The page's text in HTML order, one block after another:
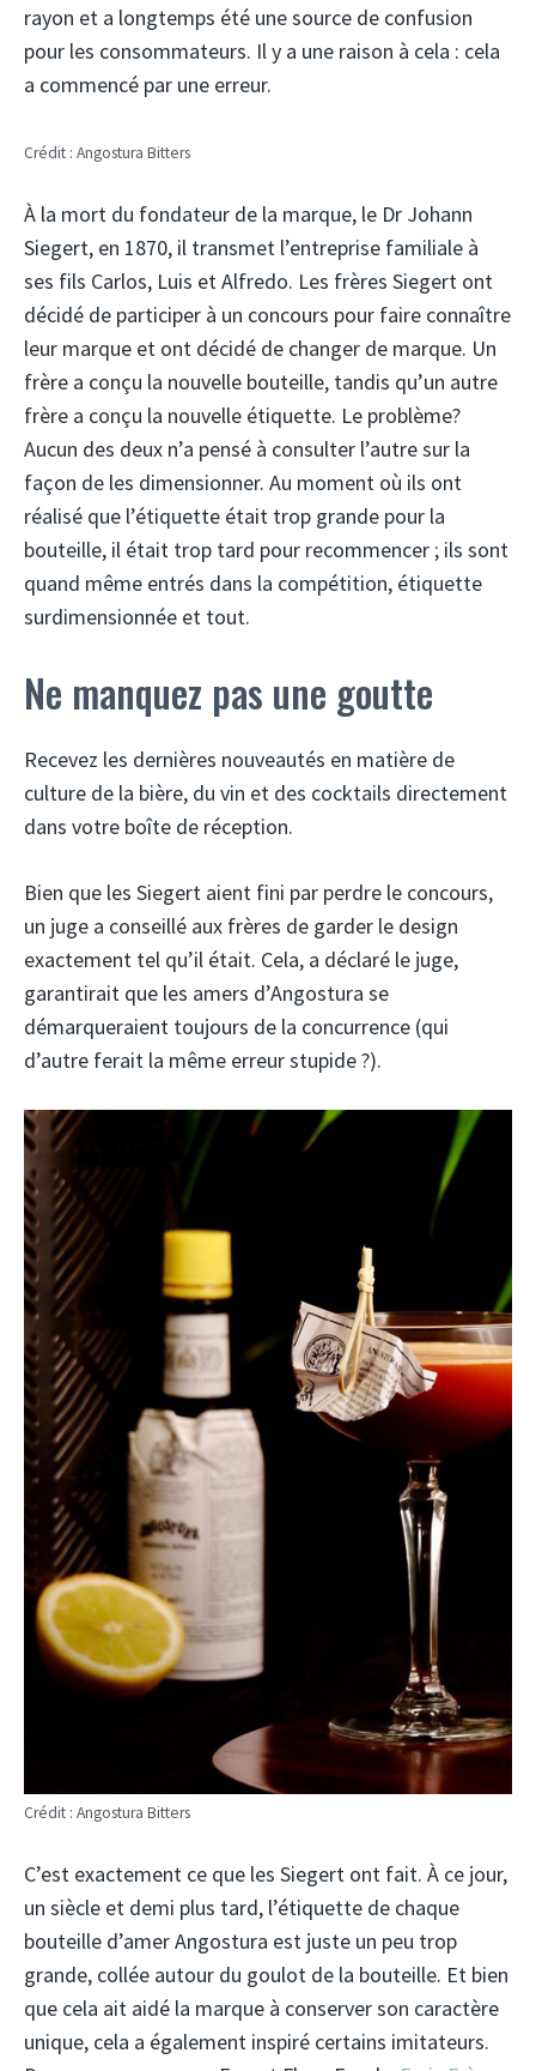
rayon et a longtemps été une source de confusion
pour les consommateurs. Il y a une raison à cela : cela
a commencé par une erreur.
Crédit : Angostura Bitters
À la mort du fondateur de la marque, le Dr Johann
Siegert, en 1870, il transmet l’entreprise familiale à
ses fils Carlos, Luis et Alfredo. Les frères Siegert ont
décidé de participer à un concours pour faire connaître
leur marque et ont décidé de changer de marque. Un
frère a conçu la nouvelle bouteille, tandis qu’un autre
frère a conçu la nouvelle étiquette. Le problème?
Aucun des deux n’a pensé à consulter l’autre sur la
façon de les dimensionner. Au moment où ils ont
réalisé que l’étiquette était trop grande pour la
bouteille, il était trop tard pour recommencer ; ils sont
quand même entrés dans la compétition, étiquette
surdimensionnée et tout.
Ne manquez pas une goutte
Recevez les dernières nouveautés en matière de
culture de la bière, du vin et des cocktails directement
dans votre boîte de réception.
Bien que les Siegert aient fini par perdre le concours,
un juge a conseillé aux frères de garder le design
exactement tel qu’il était. Cela, a déclaré le juge,
garantirait que les amers d’Angostura se
démarqueraient toujours de la concurrence (qui
d’autre ferait la même erreur stupide ?).
Crédit : Angostura Bitters
C’est exactement ce que les Siegert ont fait. À ce jour,
un siècle et demi plus tard, l’étiquette de chaque
bouteille d’amer Angostura est juste un peu trop
grande, collée autour du goulot de la bouteille. Et bien
que cela ait aidé la marque à conserver son caractère
unique, cela a également inspiré certains imitateurs.